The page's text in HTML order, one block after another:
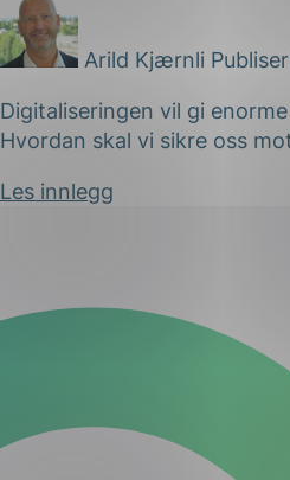
Arild Kjærnli
Digitaliseringen vil gi
Hvordan skal vi sikre oss
Les innlegg